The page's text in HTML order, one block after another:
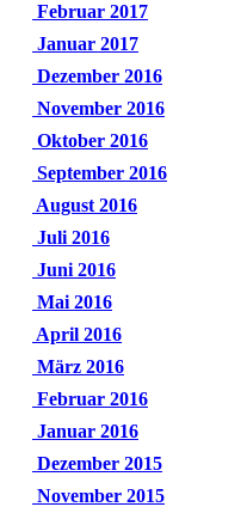
Februar 2017
Januar 2017
Dezember 2016
November 2016
Oktober 2016
September 2016
August 2016
Juli 2016
Juni 2016
Mai 2016
April 2016
März 2016
Februar 2016
Januar 2016
Dezember 2015
November 2015